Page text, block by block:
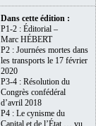
Dans cette édition :
P1-2 : Éditorial –
Marc HÉBERT
P2 : Journées mortes dans
les transports le 17 février
2020
P3-4 : Résolution du
Congrès confédéral
d’avril 2018
P4 : Le cynisme du
Capital et de l’État … vu